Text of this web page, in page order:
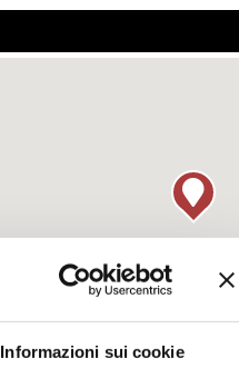
Informazioni sui cookie